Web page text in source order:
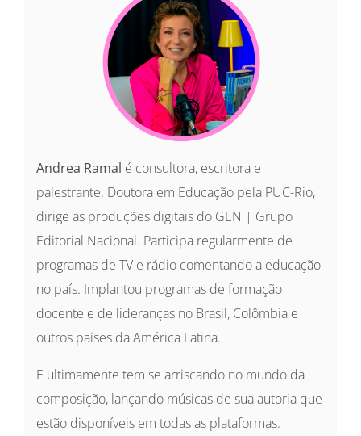
Andrea Ramal é consultora, escritora e
palestrante. Doutora em Educação pela PUC-Rio,
dirige as produções digitais do GEN | Grupo
Editorial Nacional. Participa regularmente de
programas de TV e rádio comentando a educação
no país. Implantou programas de formação
docente e de lideranças no Brasil, Colômbia e
outros países da América Latina.
E ultimamente tem se arriscando no mundo da
composição, lançando músicas de sua autoria que
estão disponíveis em todas as plataformas.